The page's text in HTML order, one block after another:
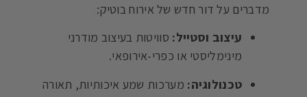
מדברים על דור חדש של אירוח בוטיק:
עיצוב וסטייל: סוויטות בעיצוב מודרני
מינימליסטי או כפרי-אירופאי.
טכנולוגיה: מערכות שמע איכותיות, תאורה